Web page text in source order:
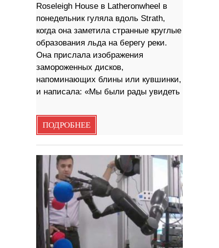
Roseleigh House в Latheronwheel в
понедельник гуляла вдоль Strath,
когда она заметила странные круглые
образования льда на берегу реки.
Она прислала изображения
замороженных дисков,
напоминающих блины или кувшинки,
и написала: «Мы были рады увидеть
ПОДРОБНЕЕ